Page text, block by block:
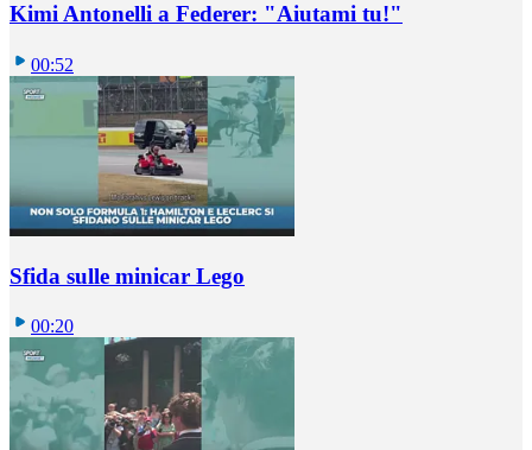
Kimi Antonelli a Federer: "Aiutami tu!"
00:52
Sfida sulle minicar Lego
00:20